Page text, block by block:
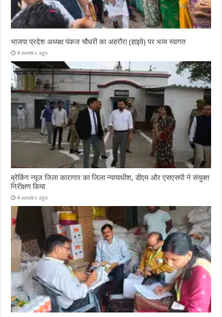
भाजपा प्रदेश अध्यक्ष पंकज चौधरी का अहरौरा (हाइवे) पर भव्य स्वागत
4 weeks ago
ब्रेकिंग न्यूज जिला कारागार का जिला न्यायाधीश, डीएम और एसएसपी ने संयुक्त
निरीक्षण किया
4 weeks ago